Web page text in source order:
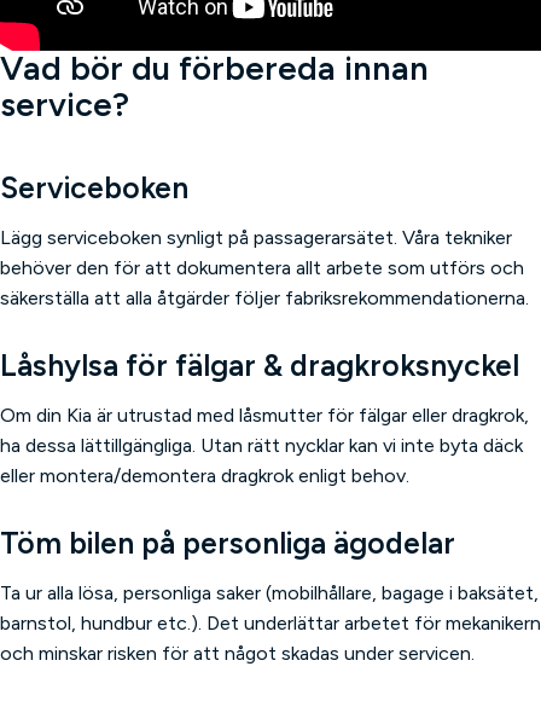
Vad bör du förbereda innan
service?
Serviceboken
Lägg serviceboken synligt på passagerarsätet. Våra tekniker
behöver den för att dokumentera allt arbete som utförs och
säkerställa att alla åtgärder följer fabriksrekommendationerna.
Låshylsa för fälgar & dragkroksnyckel
Om din Kia är utrustad med låsmutter för fälgar eller dragkrok,
ha dessa lättillgängliga. Utan rätt nycklar kan vi inte byta däck
eller montera/demontera dragkrok enligt behov.
Töm bilen på personliga ägodelar
Ta ur alla lösa, personliga saker (mobilhållare, bagage i baksätet,
barnstol, hundbur etc.). Det underlättar arbetet för mekanikern
och minskar risken för att något skadas under servicen.